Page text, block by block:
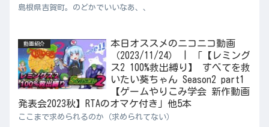
島根県吉賀町。のどかでいいなあ、、
動画紹介
本日オススメのニコニコ動画
（2023/11/24） | 「【レミング
ス2 100%救出縛り】 すべてを救
いたい葵ちゃん Season2 part1
【ゲームやりこみ学会 新作動画
発表会2023秋】RTAのオマケ付き」他5本
ここまで求められるのか（求められてない）